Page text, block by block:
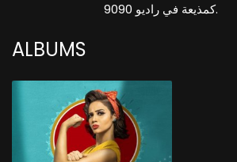
كمذيعة في راديو 9090.
ALBUMS